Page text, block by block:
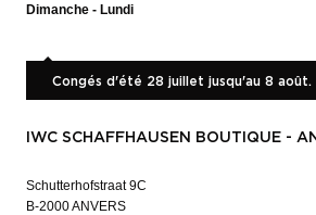
Dimanche - Lundi
Congés d'été 28 juillet jusqu'au 8 août.
IWC SCHAFFHAUSEN BOUTIQUE -
Schutterhofstraat 9C
B-2000 ANVERS